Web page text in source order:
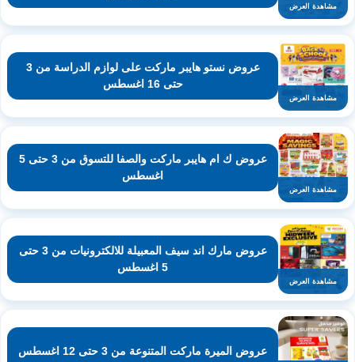
مشاهدة العرض
مشاهدة العرض
عروض نستو هايبر ماركت على لوازم الدراسة من 3
حتى 16 اغسطس
مشاهدة العرض
عروض ك ام هايبر ماركت والصفا للتسوق من 3 حتى 5
اغسطس
مشاهدة العرض
عروض مارك اند سيف المعبيلة للالكترونيات من 3 حتى
5 اغسطس
عروض الميرة ماركت المتنوعة من 3 حتى 12 اغسطس